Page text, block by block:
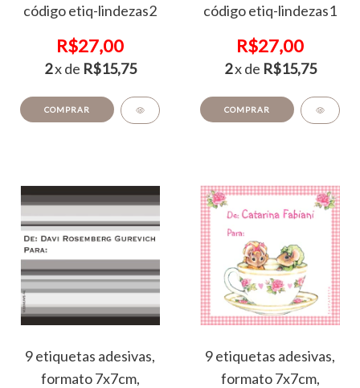
código etiq-lindezas2
R$27,00
2x de R$15,75
COMPRAR
código etiq-lindezas1
R$27,00
2x de R$15,75
COMPRAR
9 etiquetas adesivas,
formato 7x7cm,
9 etiquetas adesivas,
formato 7x7cm,